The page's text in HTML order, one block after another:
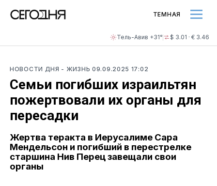
Тель-Авив +31° $ 3.01 · € 3.46
ТЕМНАЯ
НОВОСТИ ДНЯ - ЖИЗНЬ09.09.2025 17:02
Семьи погибших израильтян
пожертвовали их органы для
пересадки
Жертва теракта в Иерусалиме Сара
Мендельсон и погибший в перестрелке
старшина Нив Перец завещали свои
органы